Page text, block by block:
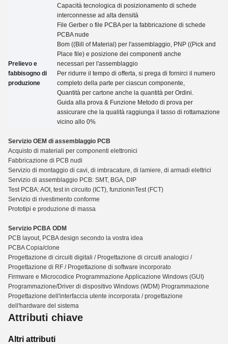
Capacità tecnologica di posizionamento di schede
interconnesse ad alta densità
Prelievo e
fabbisogno di
produzione
File Gerber o file PCBA per la fabbricazione di schede
PCBA nude
Bom ((Bill of Material) per l'assemblaggio, PNP ((Pick and
Place file) e posizione dei componenti anche
necessari per l'assemblaggio
Per ridurre il tempo di offerta, si prega di fornirci il numero
completo della parte per ciascun componente,
Quantità per cartone anche la quantità per Ordini.
Guida alla prova & Funzione Metodo di prova per
assicurare che la qualità raggiunga il tasso di rottamazione
vicino allo 0%
Servizio OEM di assemblaggio PCB
Acquisto di materiali per componenti elettronici
Fabbricazione di PCB nudi
Servizio di montaggio di cavi, di imbracature, di lamiere, di armadi elettrici
Servizio di assemblaggio PCB: SMT, BGA, DIP
Test PCBA: AOI, test in circuito (ICT), funzioninTest (FCT)
Servizio di rivestimento conforme
Prototipi e produzione di massa
Servizio PCBA ODM
PCB layout, PCBA design secondo la vostra idea
PCBA Copia/clone
Progettazione di circuiti digitali / Progettazione di circuiti analogici /
Progettazione di RF / Progettazione di software incorporato
Firmware e Microcodice Programmazione Applicazione Windows (GUI)
Programmazione/Driver di dispositivo Windows (WDM) Programmazione
Progettazione dell'interfaccia utente incorporata / progettazione
dell'hardware del sistema
Attributi chiave
Altri attributi